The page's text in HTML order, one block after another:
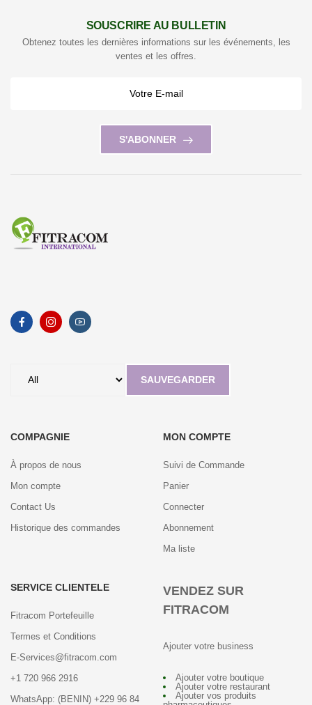
SOUSCRIRE AU BULLETIN
Obtenez toutes les dernières informations sur les événements, les
ventes et les offres.
S'ABONNER
SAUVEGARDER
COMPAGNIE
À propos de nous
Mon compte
Contact Us
Historique des commandes
MON COMPTE
Suivi de Commande
Panier
Connecter
Abonnement
Ma liste
SERVICE CLIENTELE
Fitracom Portefeuille
Termes et Conditions
E-Services@fitracom.com
+1 720 966 2916
WhatsApp: (BENIN) +229 96 84
VENDEZ SUR
FITRACOM
Ajouter votre business
Ajouter votre boutique
Ajouter votre restaurant
Ajouter vos produits